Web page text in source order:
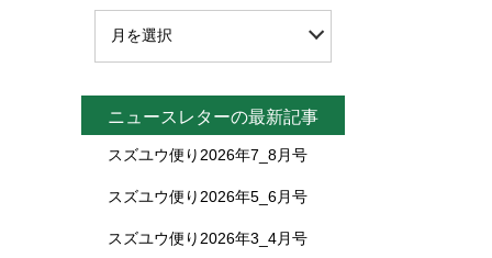
ニュースレターの最新記事
スズユウ便り2026年7_8月号
スズユウ便り2026年5_6月号
スズユウ便り2026年3_4月号